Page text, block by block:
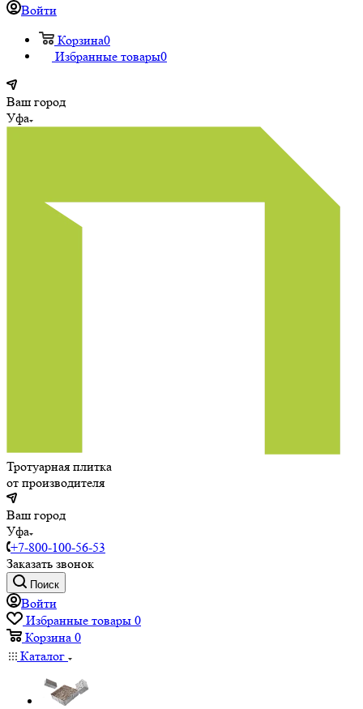
Войти
Корзина0
Избранные товары0
Ваш город
Уфа
Тротуарная плитка
от производителя
Ваш город
Уфа
+7-800-100-56-53
Заказать звонок
Поиск
Войти
Избранные товары 0
Корзина 0
Каталог